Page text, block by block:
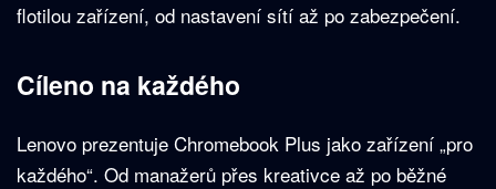
flotilou zařízení, od nastavení sítí až po zabezpečení.
Cíleno na každého
Lenovo prezentuje Chromebook Plus jako zařízení „pro
každého“. Od manažerů přes kreativce až po běžné